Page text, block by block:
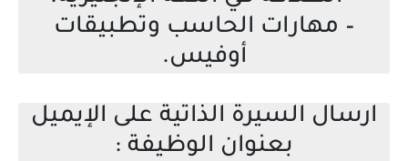
– مهارات الحاسب وتطبيقات
أوفيس.
ارسال السيرة الذاتية على الإيميل
بعنوان الوظيفة :